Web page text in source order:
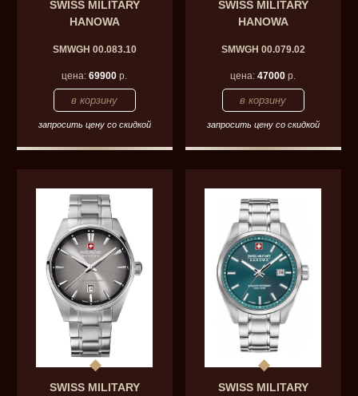
SWISS MILITARY
HANOWA
SMWGH 00.083.10
цена:69900 р.
запросить цену со скидкой
SWISS MILITARY
HANOWA
SMWGH 00.079.02
цена:47000 р.
запросить цену со скидкой
SWISS MILITARY
SWISS MILITARY